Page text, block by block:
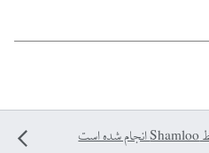
Shamlooانجام شده است